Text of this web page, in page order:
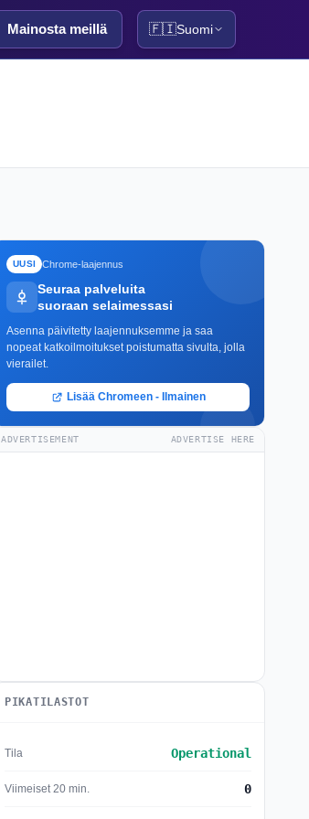
Mainosta meillä 🇫🇮Suomi
UUSI Chrome-laajennus
Seuraa palveluita
suoraan selaimessasi
Asenna päivitetty laajennuksemme ja saa
nopeat katkoilmoitukset poistumatta sivulta, jolla
vierailet.
Lisää Chromeen - Ilmainen
ADVERTISEMENT ADVERTISE HERE
PIKATILASTOT
Tila Operational
Viimeiset 20 min. 0